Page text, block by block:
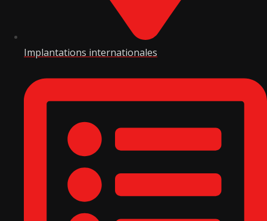
Implantations internationales